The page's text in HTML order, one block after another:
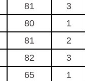
81 3
80 1
81 2
82 3
65 1